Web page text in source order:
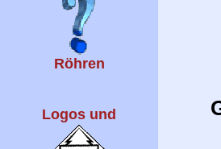
Röhren
Logos und